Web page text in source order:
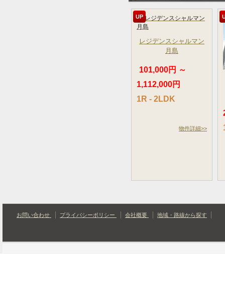
UP
レジデンスシャルマン
月島
101,000円 ～
1,112,000円
1R - 2LDK
物件詳細>>
お問い合わせ プライバシーポリシー 会社概要 地域・路線から探す